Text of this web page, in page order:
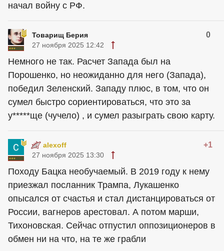
начал войну с РФ.
Товарищ Берия 0
27 ноября 2025 12:42
Немного не так. Расчет Запада был на
Порошенко, но неожиданно для него (Запада),
победил Зеленский. Западу плюс, в том, что он
сумел быстро сориентироваться, что это за
у*****ще (чучело) , и сумел разыграть свою карту.
alexoff +1
27 ноября 2025 13:30
Походу Бацка необучаемый. В 2019 году к нему
приезжал посланник Трампа, Лукашенко
опысался от счастья и стал дистанцироваться от
России, вагнеров арестовал. А потом марши,
Тихоновская. Сейчас отпустил оппозиционеров в
обмен ни на что, на те же грабли